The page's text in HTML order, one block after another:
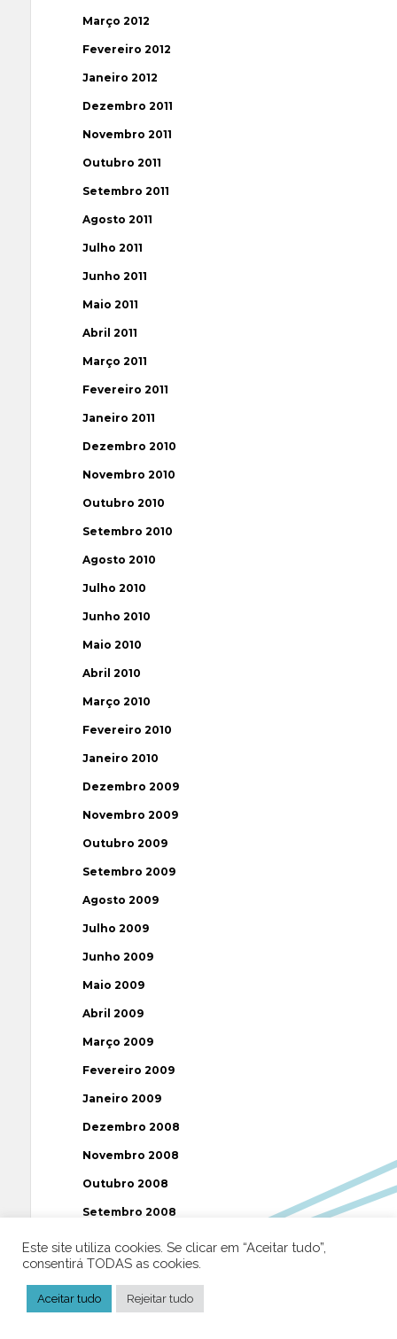
Março 2012
Fevereiro 2012
Janeiro 2012
Dezembro 2011
Novembro 2011
Outubro 2011
Setembro 2011
Agosto 2011
Julho 2011
Junho 2011
Maio 2011
Abril 2011
Março 2011
Fevereiro 2011
Janeiro 2011
Dezembro 2010
Novembro 2010
Outubro 2010
Setembro 2010
Agosto 2010
Julho 2010
Junho 2010
Maio 2010
Abril 2010
Março 2010
Fevereiro 2010
Janeiro 2010
Dezembro 2009
Novembro 2009
Outubro 2009
Setembro 2009
Agosto 2009
Julho 2009
Junho 2009
Maio 2009
Abril 2009
Março 2009
Fevereiro 2009
Janeiro 2009
Dezembro 2008
Novembro 2008
Outubro 2008
Setembro 2008
Agosto 2008
Julho 2008
Junho 2008
Este site utiliza cookies. Se clicar em “Aceitar tudo”,
consentirá TODAS as cookies.
Aceitar tudo Rejeitar tudo